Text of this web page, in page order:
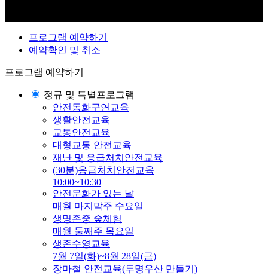
프로그램 예약하기
예약확인 및 취소
프로그램 예약하기
정규 및 특별프로그램
안전동화구연교육
생활안전교육
교통안전교육
대형교통 안전교육
재난 및 응급처치안전교육
(30분)응급처치안전교육
10:00~10:30
안전문화가 있는 날
매월 마지막주 수요일
생명존중 숲체험
매월 둘째주 목요일
생존수영교육
7월 7일(화)~8월 28일(금)
장마철 안전교육(투명우산 만들기)